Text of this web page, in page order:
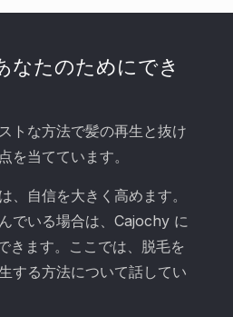
なたのためにでき
トな方法で髪の再生と抜け
を当てています。
、自信を大きく高めます。
でいる場合は、Cajochy に
きます。ここでは、脱毛を
する方法について話してい